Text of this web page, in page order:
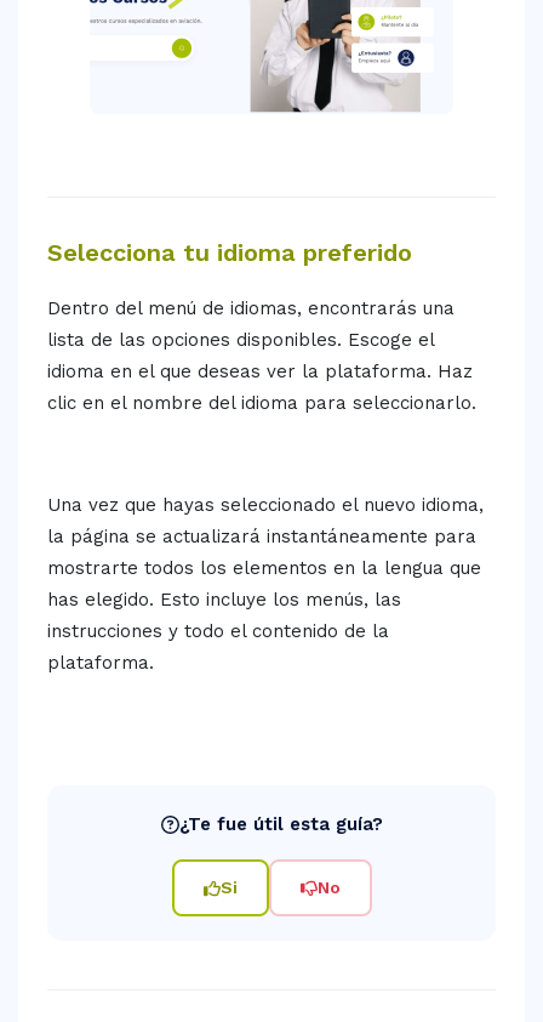
Selecciona tu idioma preferido
Dentro del menú de idiomas, encontrarás una
lista de las opciones disponibles. Escoge el
idioma en el que deseas ver la plataforma. Haz
clic en el nombre del idioma para seleccionarlo.
Una vez que hayas seleccionado el nuevo idioma,
la página se actualizará instantáneamente para
mostrarte todos los elementos en la lengua que
has elegido. Esto incluye los menús, las
instrucciones y todo el contenido de la
plataforma.
¿Te fue útil esta guía?
Si No